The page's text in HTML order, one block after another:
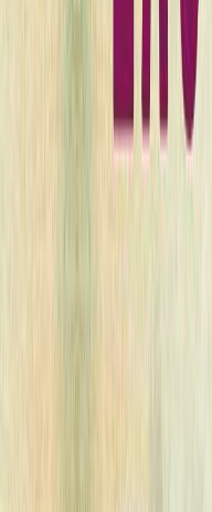
Ένα αγόρι έχει ανακαλύψει
Χαράδρα του Βασιλιά, και ο
άδειά του, αφήνοντας μόνη
περιμένει το πρώτο τους
Σπεύδοντας επιτόπου ο